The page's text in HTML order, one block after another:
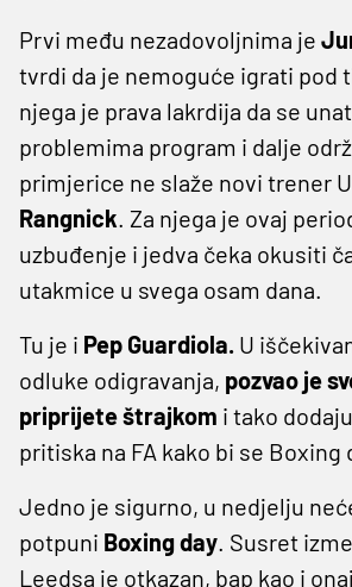
Prvi među nezadovoljnima je
tvrdi da je nemoguće igrati pod
njega je prava lakrdija da se
problemima program i dalje
primjerice ne slaže novi trener
Rangnick. Za njega je ovaj
uzbuđenje i jedva čeka okusiti
utakmice u svega osam dana.
Tu je i Pep Guardiola. U
odluke odigravanja, pozvao je
priprijete štrajkom i tako
pritiska na FA kako bi se Boxing
Jedno je sigurno, u nedjelju
potpuni Boxing day. Susret
Leedsa je otkazan, bap kao i